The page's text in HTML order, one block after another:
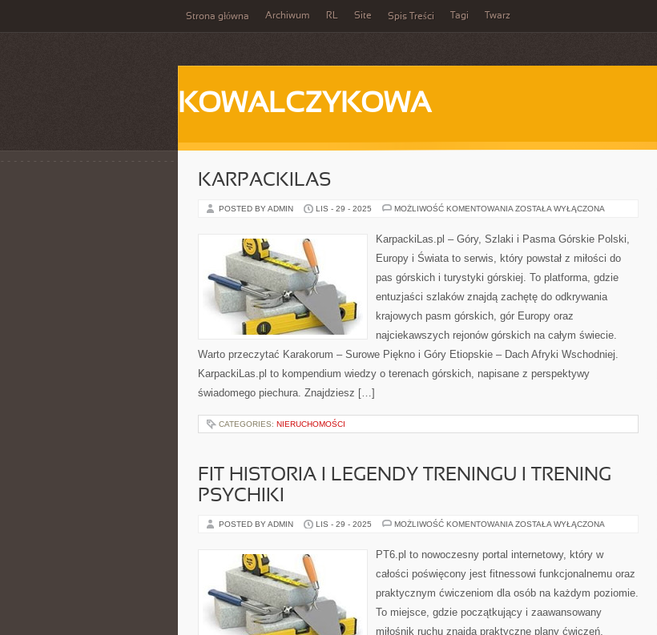
Strona główna Archiwum RL Site Spis Treści Tagi Twarz
KOWALCZYKOWA
KARPACKILAS
POSTED BY ADMIN LIS - 29 - 2025 MOŻLIWOŚĆ KOMENTOWANIA KARPACKILAS
ZOSTAŁA WYŁĄCZONA
KarpackiLas.pl – Góry, Szlaki i Pasma Górskie Polski,
Europy i Świata to serwis, który powstał z miłości do
pas górskich i turystyki górskiej. To platforma, gdzie
entuzjaści szlaków znajdą zachętę do odkrywania
krajowych pasm górskich, gór Europy oraz
najciekawszych rejonów górskich na całym świecie.
Warto przeczytać Karakorum – Surowe Piękno i Góry Etiopskie – Dach Afryki Wschodniej.
KarpackiLas.pl to kompendium wiedzy o terenach górskich, napisane z perspektywy
świadomego piechura. Znajdziesz […]
CATEGORIES: NIERUCHOMOŚCI
FIT HISTORIA I LEGENDY TRENINGU I TRENING
PSYCHIKI
POSTED BY ADMIN LIS - 29 - 2025 MOŻLIWOŚĆ KOMENTOWANIA FIT
LEGENDY
TRENINGU
TRENING
ZOSTAŁA WYŁĄCZONA
PT6.pl to nowoczesny portal internetowy, który w
całości poświęcony jest fitnessowi funkcjonalnemu oraz
praktycznym ćwiczeniom dla osób na każdym poziomie.
To miejsce, gdzie początkujący i zaawansowany
miłośnik ruchu znajdą praktyczne plany ćwiczeń,